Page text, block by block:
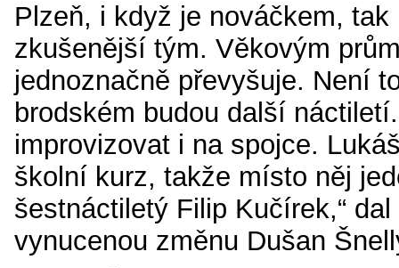
Plzeň, i když je nováčkem, tak
zkušenější tým. Věkovým
jednoznačně převyšuje. Není
brodském budou další
improvizovat i na spojce.
školní kurz, takže místo něj
šestnáctiletý Filip Kučírek,“
vynucenou změnu Dušan